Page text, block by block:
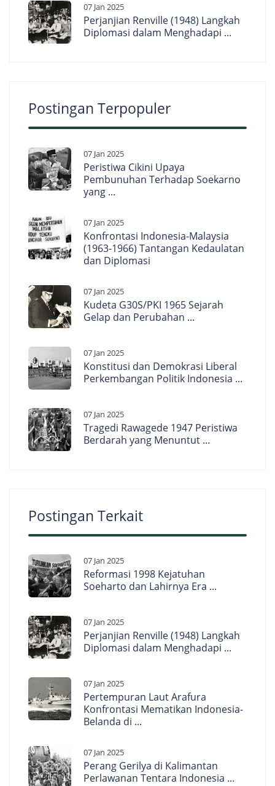
07 Jan 2025
Perjanjian Renville (1948) Langkah
Diplomasi dalam Menghadapi ...
Postingan Terpopuler
07 Jan 2025
Peristiwa Cikini Upaya
Pembunuhan Terhadap Soekarno
yang ...
07 Jan 2025
Konfrontasi Indonesia-Malaysia
(1963-1966) Tantangan Kedaulatan
dan Diplomasi
07 Jan 2025
Kudeta G30S/PKI 1965 Sejarah
Gelap dan Perubahan ...
07 Jan 2025
Konstitusi dan Demokrasi Liberal
Perkembangan Politik Indonesia ...
07 Jan 2025
Tragedi Rawagede 1947 Peristiwa
Berdarah yang Menuntut ...
Postingan Terkait
07 Jan 2025
Reformasi 1998 Kejatuhan
Soeharto dan Lahirnya Era ...
07 Jan 2025
Perjanjian Renville (1948) Langkah
Diplomasi dalam Menghadapi ...
07 Jan 2025
Pertempuran Laut Arafura
Konfrontasi Mematikan Indonesia-
Belanda di ...
07 Jan 2025
Perang Gerilya di Kalimantan
Perlawanan Tentara Indonesia ...